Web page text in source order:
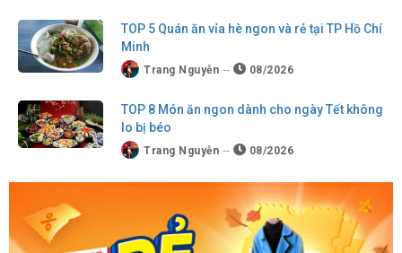
TOP 5 Quán ăn vỉa hè ngon và rẻ tại TP Hồ Chí
Minh
Trang Nguyễn 08/2026
TOP 8 Món ăn ngon dành cho ngày Tết không
lo bị béo
Trang Nguyễn 08/2026